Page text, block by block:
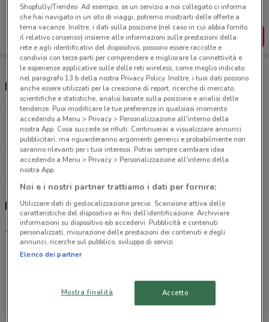
salvarle e creare la tua lista del risparmio, comodamente
dal tuo cellulare.
SCARICA L’APP
Negozi Necchi a Salerno
Via Tavernola, 109/111 Castellammare Di Stabia
23.6 km
Tutti i negozi Necchi
Necchi, offerte e negozi
-
PONTECAGNANO FAIANO
Shopfully/Tiendeo. Ad esempio, se un servizio a noi collegato ci informa
che hai navigato in un sito di viaggi, potremo mostrarti delle offerte a
tema vacanze. Inoltre, i dati sulla posizione (nel caso in cui abbia fornito
il relativo consenso) insieme alle informazioni sulle prestazioni della
rete e agli identificativi del dispositivo, possono essere raccolte e
condivisi con terze parti per comprendere e migliorare la connettività e
le esperienze applicative sulle delle reti wireless, come meglio indicato
nel paragrafo 13.b della nostra Privacy Policy. Inoltre, i tuoi dati possono
anche essere utilizzati per la creazione di report, ricerche di mercato,
scientifiche e statistiche, analisi basate sulla posizione e analisi delle
tendenze. Puoi modificare le tue preferenze in qualsiasi momento
accedendo a Menu > Privacy > Personalizzazione all'interno della
nostra App. Cosa succede se rifiuti: Continuerai a visualizzare annunci
pubblicitari, ma riguarderanno argomenti generici e probabilmente non
saranno rilevanti per i tuoi interessi. Potrai sempre cambiare idea
accedendo a Menu > Privacy > Personalizzazione all'interno della
nostra App.
Noi e i nostri partner trattiamo i dati per fornire:
Utilizzare dati di geolocalizzazione precisi. Scansione attiva delle
caratteristiche del dispositivo ai fini dell’identificazione. Archiviare
informazioni su dispositivo e/o accedervi. Pubblicità e contenuti
personalizzati, misurazione delle prestazioni dei contenuti e degli
annunci, ricerche sul pubblico, sviluppo di servizi.
Elenco dei partner
Mostra finalità Accetto